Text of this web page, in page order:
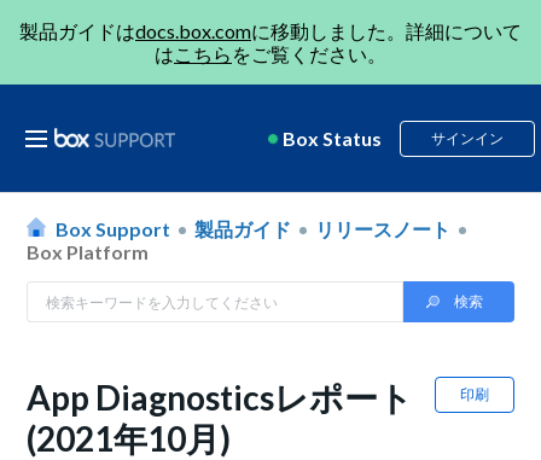
製品ガイドはdocs.box.comに移動しました。詳細について
はこちら をご覧ください。
Box Status サインイン
Box Support 製品ガイド
リリースノート
Box Platform
印刷
App Diagnosticsレポート
(2021年10月)